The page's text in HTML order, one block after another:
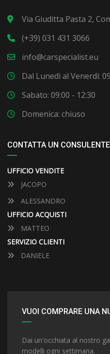
Via Giuditta Pasta 2,
(+39) 031 431 3066
info@carspecialist.eu
Dal Lunedì al Venerdì:
Sabato: 09:00 - 12:30
Domenica: chiuso
CONTATTA UN CONSULENTE
UFFICIO VENDITE
JACOPO
ALESSANDRO
UFFICIO ACQUISTI
MATTEO
SERVIZIO CLIENTI
DANIELE
VUOI COMPRARE UNA
Dai un'occhiata al nostro
modelli ogni settimana.